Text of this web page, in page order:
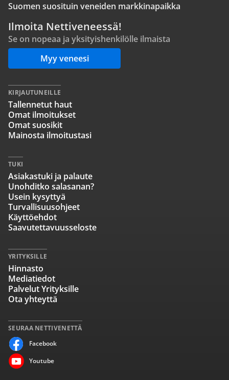
Suomen suosituin veneiden markkinapaikka
Ilmoita Nettiveneessä!
Se on nopeaa ja yksityishenkilölle ilmaista
Myy veneesi
SEURAA NETTIVENETTÄ
Facebook
Youtube
KIRJAUTUNEILLE
Tallennetut haut
Omat ilmoitukset
Omat suosikit
Mainosta ilmoitustasi
TUKI
Asiakastuki ja palaute
Unohditko salasanan?
Usein kysyttyä
Turvallisuusohjeet
Käyttöehdot
Saavutettavuusseloste
YRITYKSILLE
Hinnasto
Mediatiedot
Palvelut Yrityksille
Ota yhteyttä